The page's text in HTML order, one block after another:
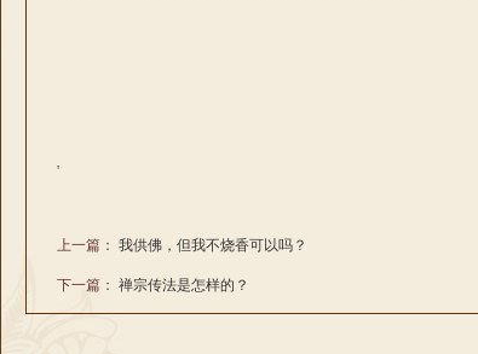
'
上一篇： 我供佛，但我不烧香可以吗？
下一篇： 禅宗传法是怎样的？